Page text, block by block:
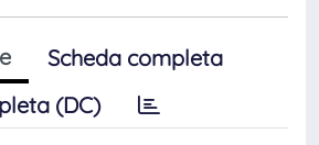
Scheda completa
(DC)